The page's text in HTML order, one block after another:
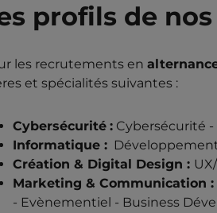
profils de
les recrutements en
et spécialités suivantes :
Cybersécurité :Cybersécurité -
Informatique :Développement
Création & Digital Design :
Marketing & Communication :
- Evènementiel - Business